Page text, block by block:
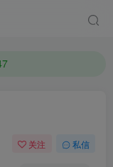
新站点。
关注 私信